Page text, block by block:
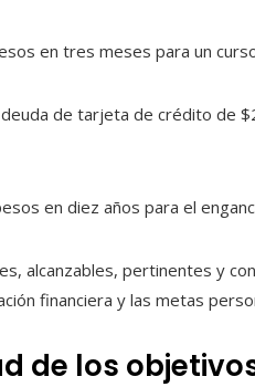
en tres meses para un
deuda de tarjeta de crédito de
en diez años para el
alcanzables, pertinentes y
financiera y las metas
de los